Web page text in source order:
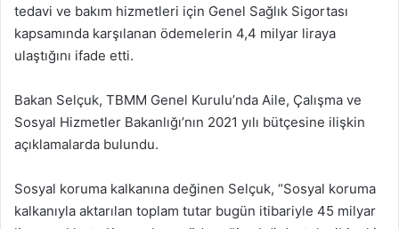
tedavi ve bakım hizmetleri için Genel Sağlık Sigortası
kapsamında karşılanan ödemelerin 4,4 milyar liraya
ulaştığını ifade etti.
Bakan Selçuk, TBMM Genel Kurulu’nda Aile, Çalışma ve
Sosyal Hizmetler Bakanlığı’nın 2021 yılı bütçesine ilişkin
açıklamalarda bulundu.
Sosyal koruma kalkanına değinen Selçuk, “Sosyal koruma
kalkanıyla aktarılan toplam tutar bugün itibariyle 45 milyar